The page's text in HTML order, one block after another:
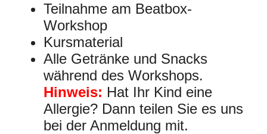
Teilnahme am Beatbox-
Workshop
Kursmaterial
Alle Getränke und Snacks
während des Workshops.
Hinweis: Hat Ihr Kind eine
Allergie? Dann teilen Sie es uns
bei der Anmeldung mit.